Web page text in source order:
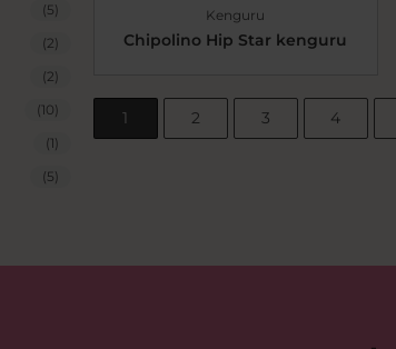
Kenguru
Chipolino Hip Star kenguru
1 2 3 4
(5)
(2)
(2)
(10)
(1)
(5)